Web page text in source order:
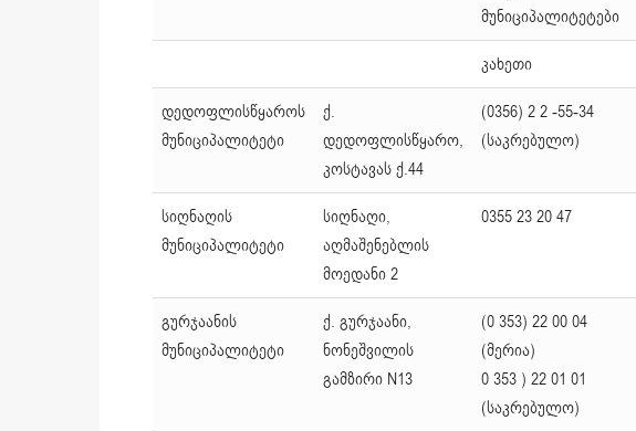
მუნიციპალიტეტები
კახეთი
დედოფლისწყაროს
მუნიციპალიტეტი
ქ.
დედოფლისწყარო,
კოსტავას ქ.44
(0356) 2 2 -55-34
(საკრებულო)
სიღნაღის
მუნიციპალიტეტი
სიღნაღი,
აღმაშენებლის
მოედანი 2
0355 23 20 47
გურჯაანის
მუნიციპალიტეტი
ქ. გურჯაანი,
ნონეშვილის
გამზირი N13
(0 353) 22 00 04
(მერია)
0 353 ) 22 01 01
(საკრებულო)